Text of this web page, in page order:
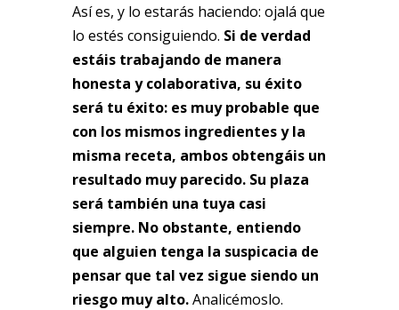
Así es, y lo estarás haciendo: ojalá que
lo estés consiguiendo. Si de verdad
estáis trabajando de manera
honesta y colaborativa, su éxito
será tu éxito: es muy probable que
con los mismos ingredientes y la
misma receta, ambos obtengáis un
resultado muy parecido. Su plaza
será también una tuya casi
siempre. No obstante, entiendo
que alguien tenga la suspicacia de
pensar que tal vez sigue siendo un
riesgo muy alto.Analicémoslo.